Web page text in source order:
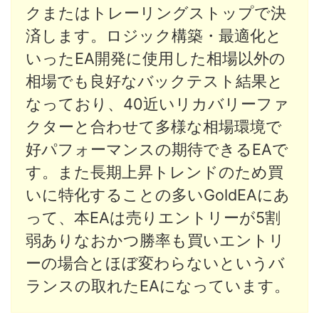
クまたはトレーリングストップで決
済します。ロジック構築・最適化と
いったEA開発に使用した相場以外の
相場でも良好なバックテスト結果と
なっており、40近いリカバリーファ
クターと合わせて多様な相場環境で
好パフォーマンスの期待できるEAで
す。また長期上昇トレンドのため買
いに特化することの多いGoldEAにあ
って、本EAは売りエントリーが5割
弱ありなおかつ勝率も買いエントリ
ーの場合とほぼ変わらないというバ
ランスの取れたEAになっています。